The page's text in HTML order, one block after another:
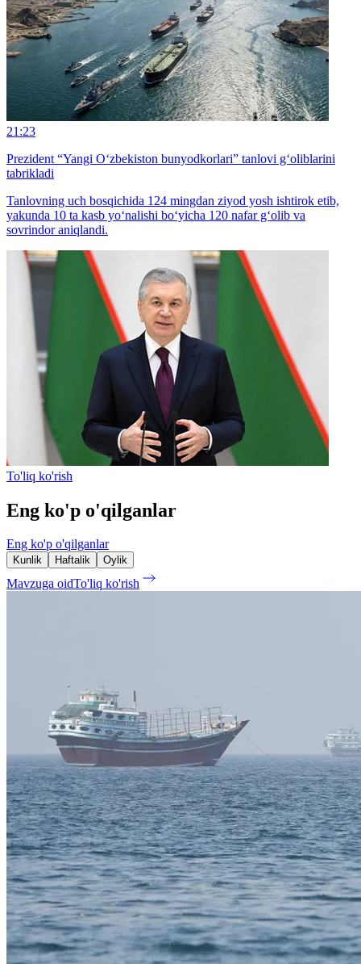
21:23
Prezident “Yangi O‘zbekiston bunyodkorlari” tanlovi g‘oliblarini
tabrikladi
Tanlovning uch bosqichida 124 mingdan ziyod yosh ishtirok etib,
yakunda 10 ta kasb yo‘nalishi bo‘yicha 120 nafar g‘olib va
sovrindor aniqlandi.
To'liq ko'rish
Eng ko'p o'qilganlar
Eng ko'p o'qilganlar
Kunlik Haftalik Oylik
Mavzuga oidTo'liq ko'rish